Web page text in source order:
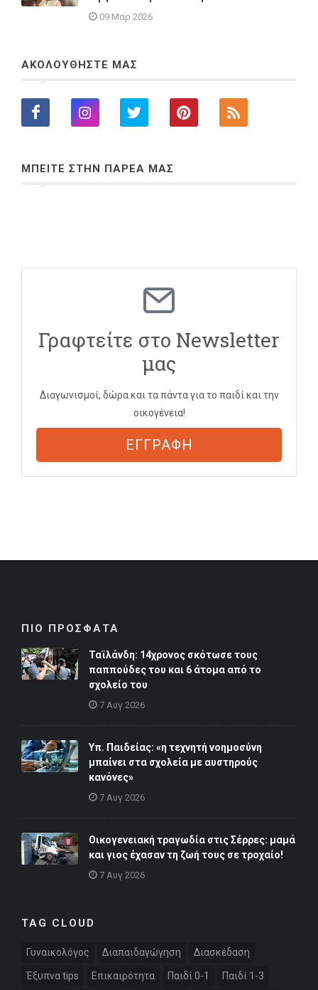
09 Μαρ 2026
ΑΚΟΛΟΥΘΗΣΤΕ ΜΑΣ
ΜΠΕΙΤΕ ΣΤΗΝ ΠΑΡΕΑ ΜΑΣ
Γραφτείτε στο Newsletter
μας
Διαγωνισμοί, δώρα και τα πάντα για το παιδί και την
οικογένεια!
ΕΓΓΡΑΦΗ
ΠΙΟ ΠΡΟΣΦΑΤΑ
Ταϊλάνδη: 14χρονος σκότωσε τους
παππούδες του και 6 άτομα από το
σχολείο του
7 Αυγ 2026
Υπ. Παιδείας: «η τεχνητή νοημοσύνη
μπαίνει στα σχολεία με αυστηρούς
κανόνες»
7 Αυγ 2026
Οικογενειακή τραγωδία στις Σέρρες: μαμά
και γιος έχασαν τη ζωή τους σε τροχαίο!
7 Αυγ 2026
TAG CLOUD
Γυναικολόγος Διαπαιδαγώγηση Διασκέδαση
Έξυπνα tips Επικαιρότητα Παιδί 0-1 Παιδί 1-3